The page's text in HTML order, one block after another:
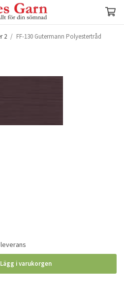
2 / FF-130 Gutermann Polyestertråd
Lägg i varukorgen